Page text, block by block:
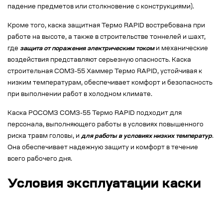
падение предметов или столкновение с конструкциями).
Кроме того, каска защитная Термо RAPID востребована при
работе на высоте, а также в строительстве тоннелей и шахт,
где защита от поражения электрическим токоми механические
воздействия представляют серьезную опасность. Каска
строительная СОМЗ-55 Хаммер Термо RAPID, устойчивая к
низким температурам, обеспечивает комфорт и безопасность
при выполнении работ в холодном климате.
Каска РОСОМЗ СОМЗ-55 Термо RAPID подходит для
персонала, выполняющего работы в условиях повышенного
риска травм головы, и для работы в условиях низких температур.
Она обеспечивает надежную защиту и комфорт в течение
всего рабочего дня.
Условия эксплуатации каски